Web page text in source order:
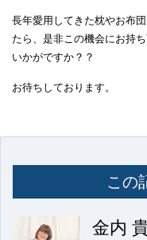
長年愛用してきた枕やお布
たら、是非この機会にお持
いかがですか？？
お待ちしております。
この
金内